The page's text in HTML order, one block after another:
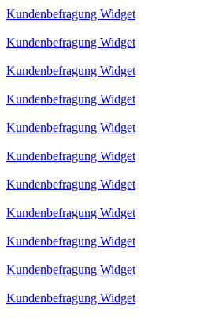
Kundenbefragung Widget
Kundenbefragung Widget
Kundenbefragung Widget
Kundenbefragung Widget
Kundenbefragung Widget
Kundenbefragung Widget
Kundenbefragung Widget
Kundenbefragung Widget
Kundenbefragung Widget
Kundenbefragung Widget
Kundenbefragung Widget